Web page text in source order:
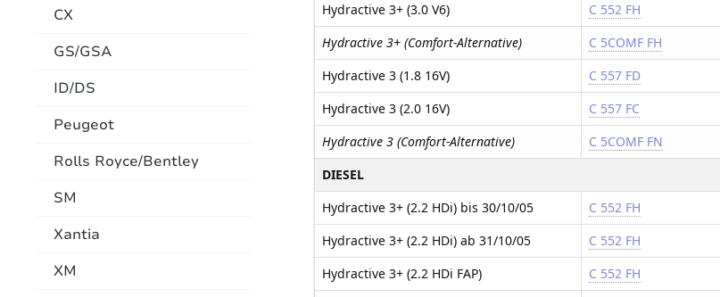
CX
GS/GSA
ID/DS
Peugeot
Rolls Royce/Bentley
SM
Xantia
XM
Hydractive 3+ (3.0 V6)
C 552 FH
Hydractive 3+ (Comfort-Alternative)
C 5COMF FH
Hydractive 3 (1.8 16V)
C 557 FD
Hydractive 3 (2.0 16V)
C 557 FC
Hydractive 3 (Comfort-Alternative)
C 5COMF FN
DIESEL
Hydractive 3+ (2.2 HDi) bis 30/10/05
C 552 FH
Hydractive 3+ (2.2 HDi) ab 31/10/05
C 552 FH
Hydractive 3+ (2.2 HDi FAP)
C 552 FH